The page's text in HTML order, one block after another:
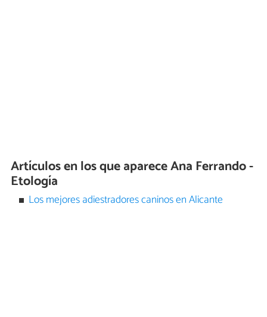
Artículos en los que aparece Ana Ferrando -
Etología
Los mejores adiestradores caninos en Alicante